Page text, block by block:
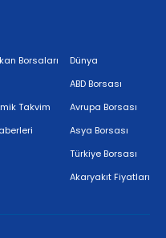
Borsaları
Takvim
Dünya
ABD Borsası
Avrupa Borsası
Asya Borsası
Türkiye Borsası
Akaryakıt Fiyatları